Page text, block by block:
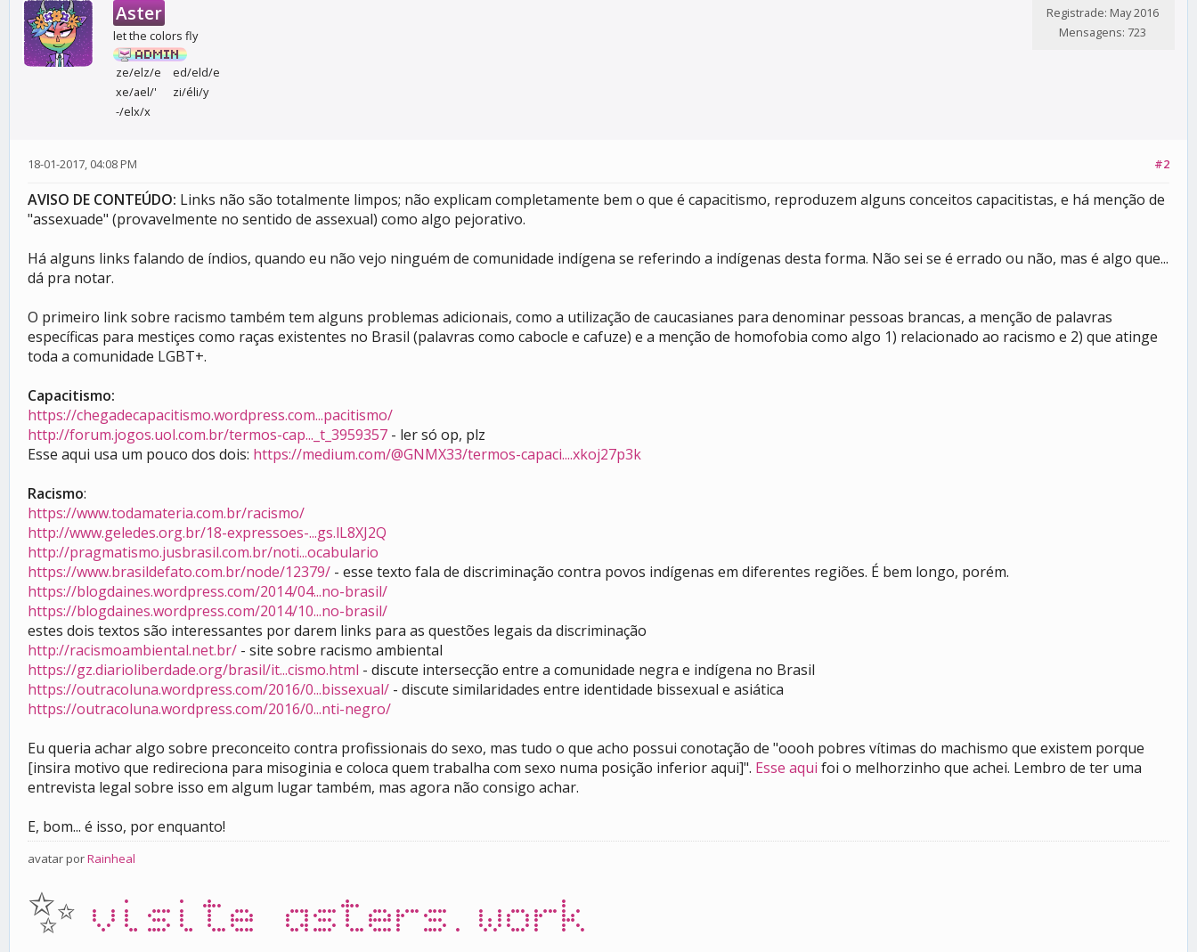
Aster
let the colors fly
ze/elz/e
ed/eld/e
xe/ael/'
zi/éli/y
-/elx/x
Registrade: May 2016
Mensagens: 723
#2
18-01-2017, 04:08 PM
AVISO DE CONTEÚDO: Links não são totalmente limpos; não explicam completamente bem o que é capacitismo, reproduzem alguns conceitos capacitistas, e há menção de
"assexuade" (provavelmente no sentido de assexual) como algo pejorativo.
Há alguns links falando de índios, quando eu não vejo ninguém de comunidade indígena se referindo a indígenas desta forma. Não sei se é errado ou não, mas é algo que...
dá pra notar.
O primeiro link sobre racismo também tem alguns problemas adicionais, como a utilização de caucasianes para denominar pessoas brancas, a menção de palavras
específicas para mestiçes como raças existentes no Brasil (palavras como cabocle e cafuze) e a menção de homofobia como algo 1) relacionado ao racismo e 2) que atinge
toda a comunidade LGBT+.
Capacitismo:
https://chegadecapacitismo.wordpress.com...pacitismo/
http://forum.jogos.uol.com.br/termos-cap..._t_3959357 - ler só op, plz
Esse aqui usa um pouco dos dois: https://medium.com/@GNMX33/termos-capaci....xkoj27p3k
Racismo:
https://www.todamateria.com.br/racismo/
http://www.geledes.org.br/18-expressoes-...gs.lL8XJ2Q
http://pragmatismo.jusbrasil.com.br/noti...ocabulario
https://www.brasildefato.com.br/node/12379/ - esse texto fala de discriminação contra povos indígenas em diferentes regiões. É bem longo, porém.
https://blogdaines.wordpress.com/2014/04...no-brasil/
https://blogdaines.wordpress.com/2014/10...no-brasil/
estes dois textos são interessantes por darem links para as questões legais da discriminação
http://racismoambiental.net.br/ - site sobre racismo ambiental
https://gz.diarioliberdade.org/brasil/it...cismo.html - discute intersecção entre a comunidade negra e indígena no Brasil
https://outracoluna.wordpress.com/2016/0...bissexual/ - discute similaridades entre identidade bissexual e asiática
https://outracoluna.wordpress.com/2016/0...nti-negro/
Eu queria achar algo sobre preconceito contra profissionais do sexo, mas tudo o que acho possui conotação de "oooh pobres vítimas do machismo que existem porque
[insira motivo que redireciona para misoginia e coloca quem trabalha com sexo numa posição inferior aqui]". Esse aqui foi o melhorzinho que achei. Lembro de ter uma
entrevista legal sobre isso em algum lugar também, mas agora não consigo achar.
E, bom... é isso, por enquanto!
avatar porRainheal
✨ visite asters.work